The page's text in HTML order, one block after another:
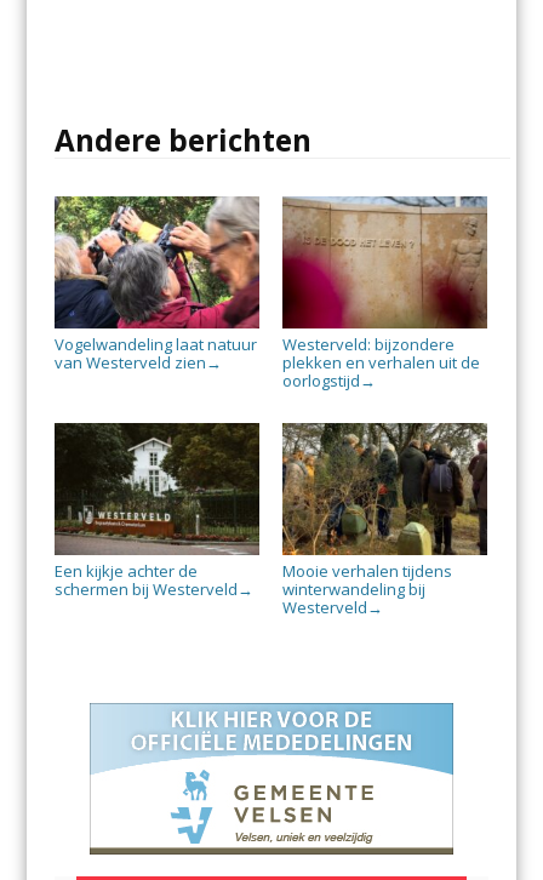
Andere berichten
Vogelwandeling laat natuur
van Westerveld zien →
Westerveld: bijzondere
plekken en verhalen uit de
oorlogstijd →
Een kijkje achter de
schermen bij Westerveld →
Mooie verhalen tijdens
winterwandeling bij
Westerveld →